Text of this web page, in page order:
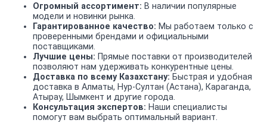
Огромный ассортимент: В наличии популярные
модели и новинки рынка.
Гарантированное качество: Мы работаем только с
проверенными брендами и официальными
поставщиками.
Лучшие цены: Прямые поставки от производителей
позволяют нам удерживать конкурентные цены.
Доставка по всему Казахстану: Быстрая и удобная
доставка в Алматы, Нур-Султан (Астана), Караганда,
Атырау, Шымкент и другие города.
Консультация экспертов: Наши специалисты
помогут вам выбрать оптимальный вариант.